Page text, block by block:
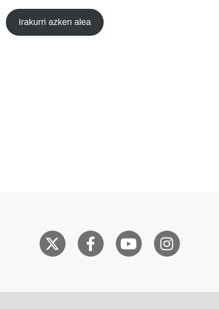
Irakurri azken alea